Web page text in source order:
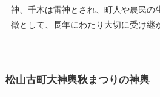
神、千木は雷神とされ、町人や農民の
徴として、長年にわたり大切に受け継
松山古町大神輿秋まつりの神輿